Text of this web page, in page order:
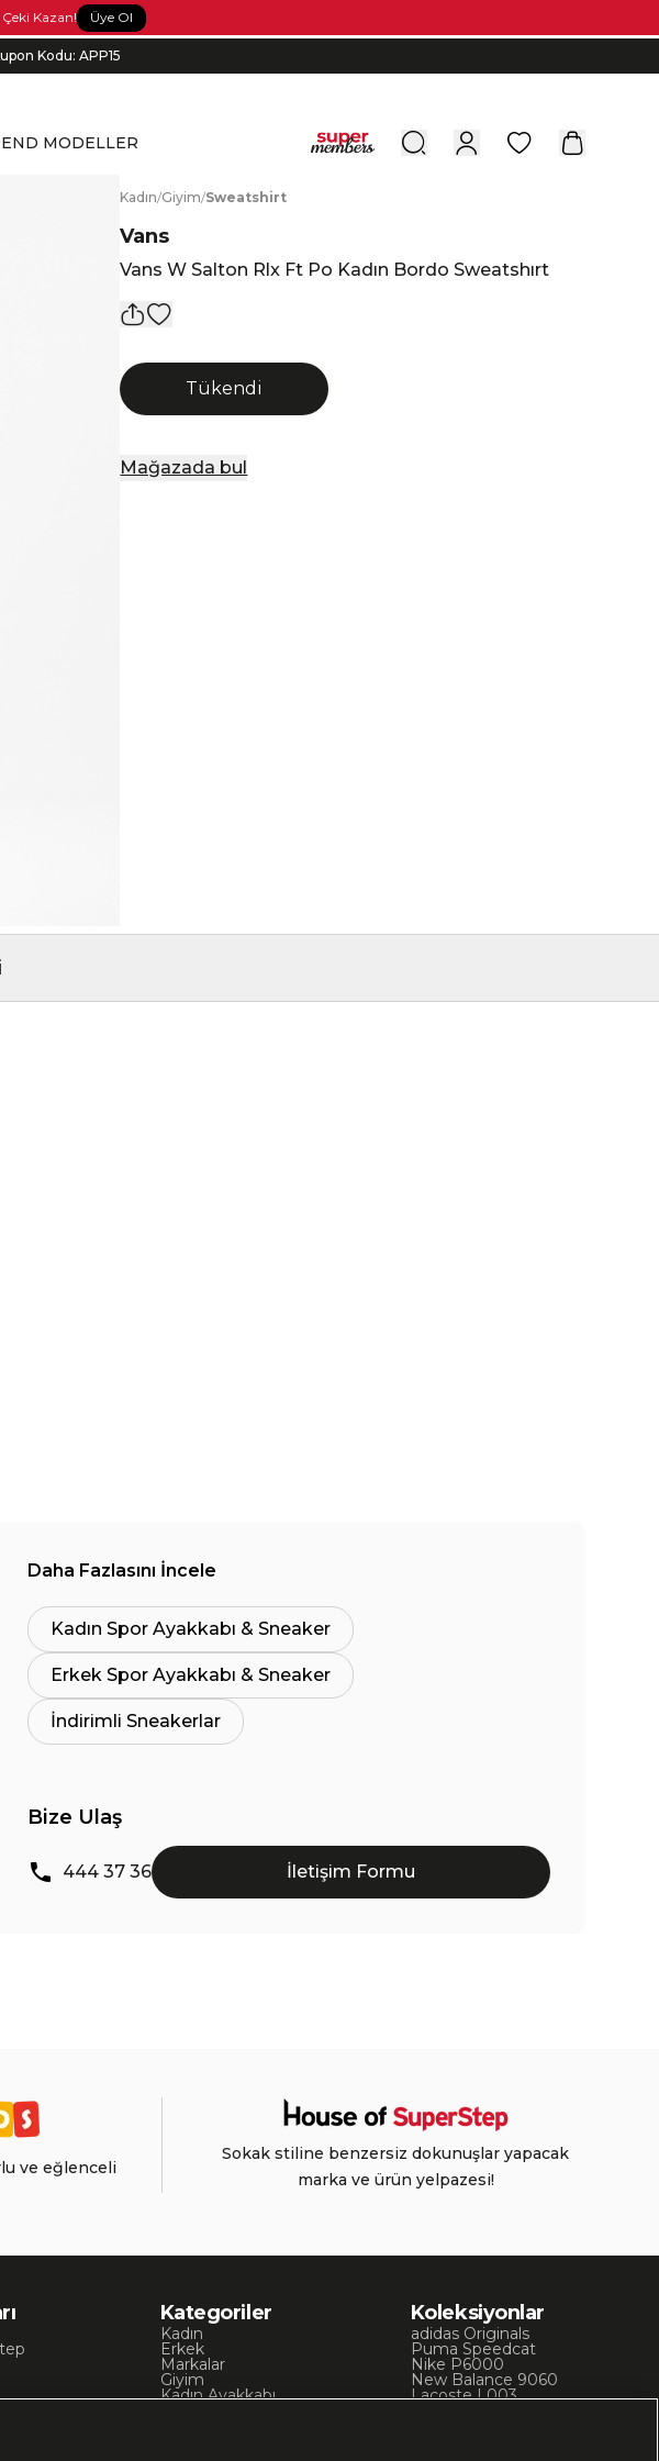
Kazan! Üye Ol
Kodu: APP15
MODELLER 0
Kadın/Giyim/Sweatshirt
Vans
Vans W Salton Rlx Ft Po Kadın Bordo Sweatshırt
Tükendi
Mağazada bul
Daha Fazlasını İncele
Kadın Spor Ayakkabı & Sneaker
Erkek Spor Ayakkabı & Sneaker
İndirimli Sneakerlar
Bize Ulaş
444 37 36 İletişim Formu
ve eğlenceli
Sokak stiline benzersiz dokunuşlar yapacak
marka ve ürün yelpazesi!
Kategoriler
Kadın
Erkek
Markalar
Giyim
Kadın Ayakkabı
Koleksiyonlar
adidas Originals
Puma Speedcat
Nike P6000
New Balance 9060
Lacoste L003